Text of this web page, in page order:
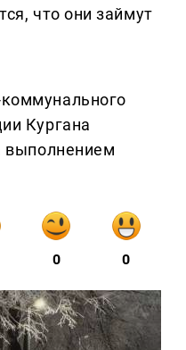
что они займут
Кургана
выполнением
0 0